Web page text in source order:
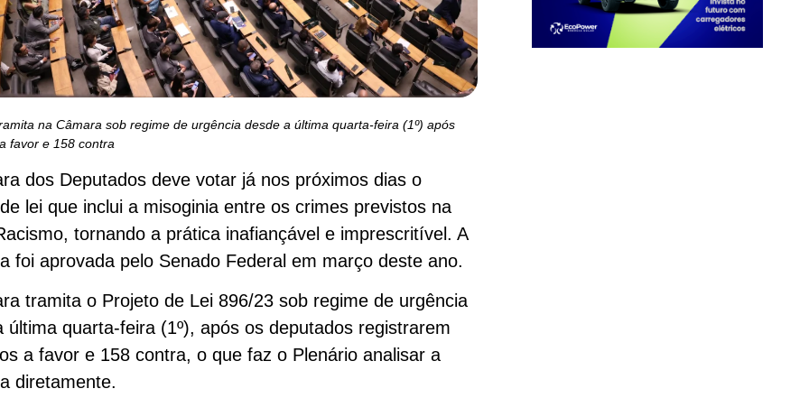
na Câmara sob regime de urgência desde a última quarta-feira (1º) após
favor e 158 contra
dos Deputados deve votar já nos próximos dias o
lei que inclui a misoginia entre os crimes previstos na
tornando a prática inafiançável e imprescritível. A
foi aprovada pelo Senado Federal em março deste ano.
tramita o Projeto de Lei 896/23 sob regime de urgência
última quarta-feira (1º), após os deputados registrarem
a favor e 158 contra, o que faz o Plenário analisar a
diretamente.